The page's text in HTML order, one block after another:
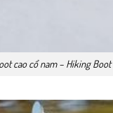
cao cổ nam – Hiking Boot